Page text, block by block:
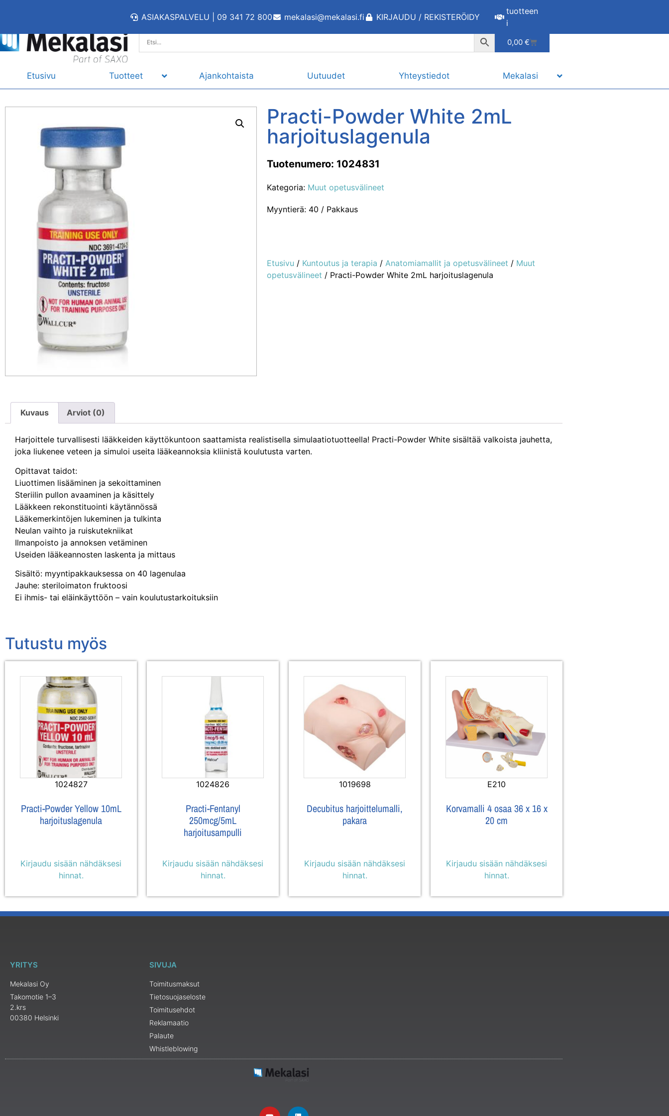
ASIAKASPALVELU | 09 341 72 800 mekalasi@mekalasi.fi KIRJAUDU / REKISTERÖIDY
tuotteen
i
0,00 €
Etusivu Tuotteet Ajankohtaista Uutuudet Yhteystiedot Mekalasi
Practi-Powder White 2mL
harjoituslagenula
Tuotenumero: 1024831
Kategoria: Muut opetusvälineet
Myyntierä: 40 / Pakkaus
Etusivu / Kuntoutus ja terapia / Anatomiamallit ja opetusvälineet / Muut
opetusvälineet / Practi-Powder White 2mL harjoituslagenula
Kuvaus Arviot (0)
Harjoittele turvallisesti lääkkeiden käyttökuntoon saattamista realistisella simulaatiotuotteella! Practi-Powder White sisältää valkoista jauhetta,
joka liukenee veteen ja simuloi useita lääkeannoksia kliinistä koulutusta varten.
Opittavat taidot:
Liuottimen lisääminen ja sekoittaminen
Steriilin pullon avaaminen ja käsittely
Lääkkeen rekonstituointi käytännössä
Lääkemerkintöjen lukeminen ja tulkinta
Neulan vaihto ja ruiskutekniikat
Ilmanpoisto ja annoksen vetäminen
Useiden lääkeannosten laskenta ja mittaus
Sisältö: myyntipakkauksessa on 40 lagenulaa
Jauhe: steriloimaton fruktoosi
Ei ihmis- tai eläinkäyttöön – vain koulutustarkoituksiin
Tutustu myös
1024827
Practi-Powder Yellow 10mL
harjoituslagenula
Kirjaudu sisään nähdäksesi
hinnat.
1024826
Practi-Fentanyl
250mcg/5mL
harjoitusampulli
Kirjaudu sisään nähdäksesi
hinnat.
1019698
Decubitus harjoittelumalli,
pakara
Kirjaudu sisään nähdäksesi
hinnat.
E210
Korvamalli 4 osaa 36 x 16 x
20 cm
Kirjaudu sisään nähdäksesi
hinnat.
YRITYS
Mekalasi Oy
Takomotie 1–3
2.krs
00380 Helsinki
SIVUJA
Toimitusmaksut
Tietosuojaseloste
Toimitusehdot
Reklamaatio
Palaute
Whistleblowing